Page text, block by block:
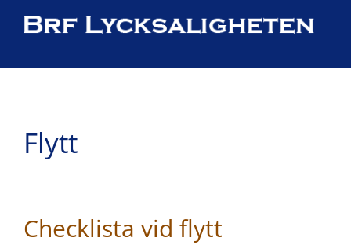
Flytt
Checklista vid flytt